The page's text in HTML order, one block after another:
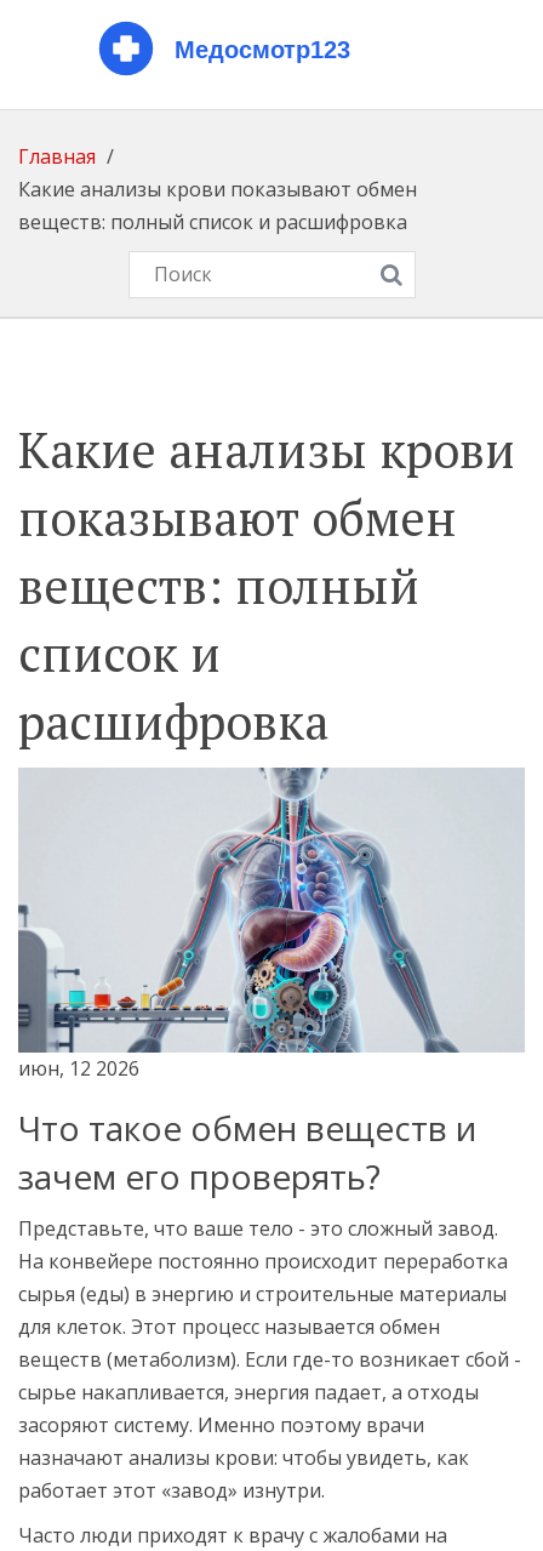
Главная
Какие анализы крови показывают обмен
веществ: полный список и расшифровка
Какие анализы крови
показывают обмен
веществ: полный
список и
расшифровка
июн, 12 2026
Что такое обмен веществ и
зачем его проверять?
Представьте, что ваше тело - это сложный завод.
На конвейере постоянно происходит переработка
сырья (еды) в энергию и строительные материалы
для клеток. Этот процесс называется обмен
веществ (метаболизм). Если где-то возникает сбой -
сырье накапливается, энергия падает, а отходы
засоряют систему. Именно поэтому врачи
назначают анализы крови: чтобы увидеть, как
работает этот «завод» изнутри.
Часто люди приходят к врачу с жалобами на